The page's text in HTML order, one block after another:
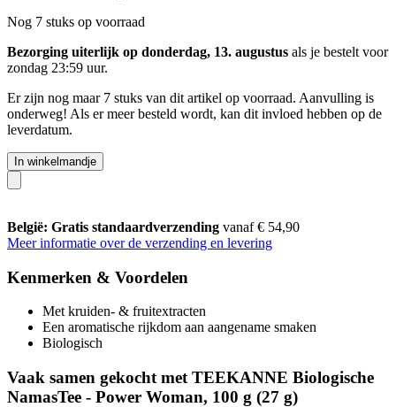
Nog 7 stuks op voorraad
Bezorging uiterlijk op donderdag, 13. augustus als je bestelt voor
zondag 23:59 uur.
Er zijn nog maar 7 stuks van dit artikel op voorraad. Aanvulling is
onderweg! Als er meer besteld wordt, kan dit invloed hebben op de
leverdatum.
In winkelmandje
België: Gratis standaardverzending vanaf € 54,90
Meer informatie over de verzending en levering
Kenmerken & Voordelen
Met kruiden- & fruitextracten
Een aromatische rijkdom aan aangename smaken
Biologisch
Vaak samen gekocht met TEEKANNE Biologische
NamasTee - Power Woman, 100 g (27 g)